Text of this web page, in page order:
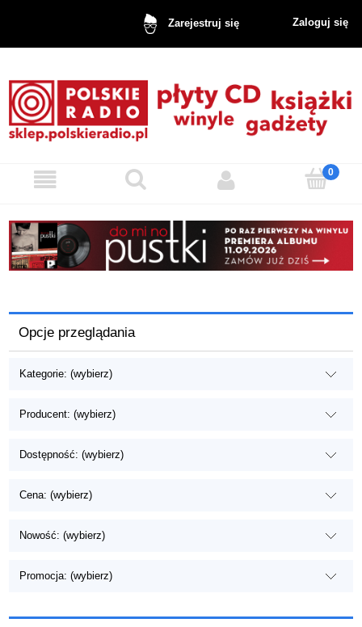
Zarejestruj się Zaloguj się
Opcje przeglądania
Kategorie: (wybierz)
Producent: (wybierz)
Dostępność: (wybierz)
Cena: (wybierz)
Nowość: (wybierz)
Promocja: (wybierz)